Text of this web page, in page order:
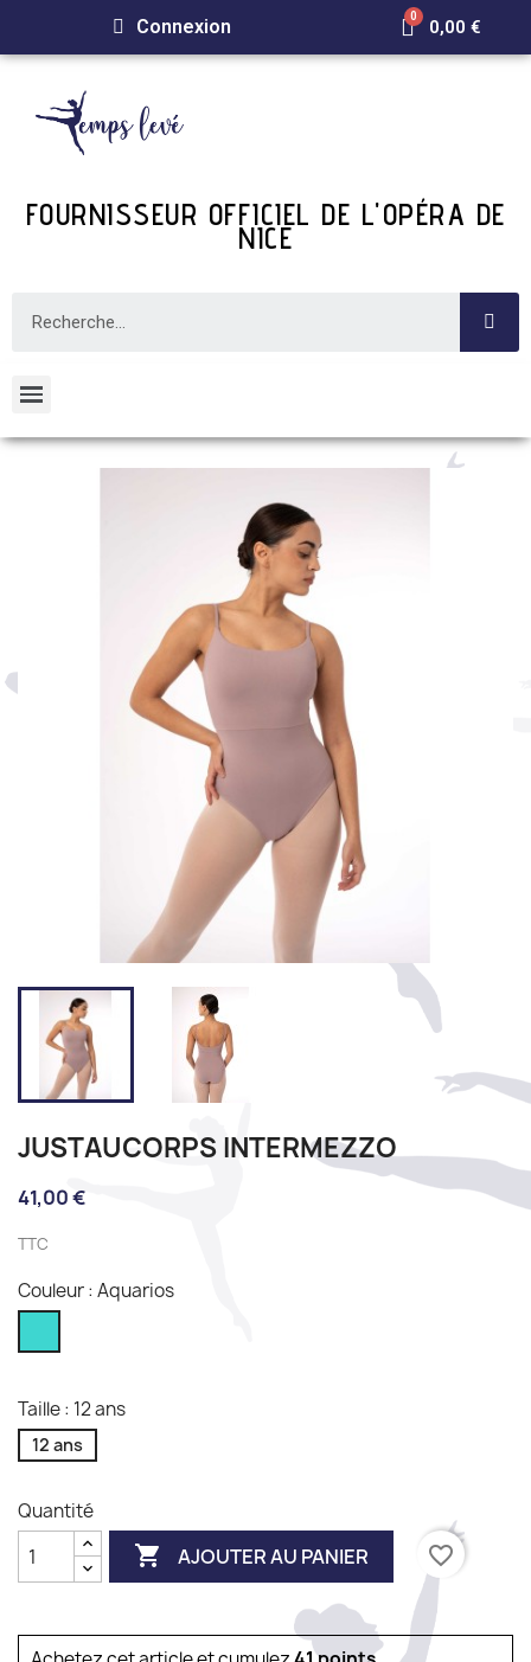
Connexion 0,00 €
FOURNISSEUR OFFICIEL DE L'OPÉRA DE
NICE
JUSTAUCORPS INTERMEZZO
41,00 €
TTC
Couleur : Aquarios
Taille : 12 ans
12 ans
Quantité
 AJOUTER AU PANIER favorite_border